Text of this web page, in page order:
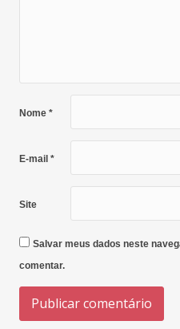
Nome *
E-mail *
Site
Salvar meus dados neste
comentar.